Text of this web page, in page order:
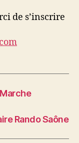
de s’inscrire
Rando Saône